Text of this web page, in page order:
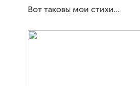
Вот таковы мои стихи...